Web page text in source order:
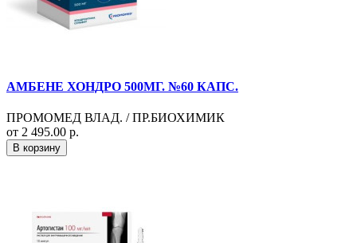
АМБЕНЕ ХОНДРО 500МГ. №60 КАПС.
ПРОМОМЕД ВЛАД. / ПР.БИОХИМИК
от 2 495.00 р.
В корзину